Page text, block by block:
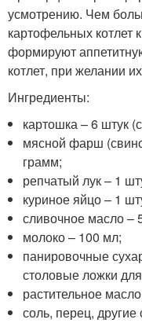
усмотрению. Чем
картофельных
формируют
котлет, при желании
Ингредиенты:
картошка – 6 штук
мясной фарш
грамм;
репчатый лук – 1
куриное яйцо – 1
сливочное масло –
молоко – 100 мл;
панировочные
столовые ложки
растительное
соль, перец, другие